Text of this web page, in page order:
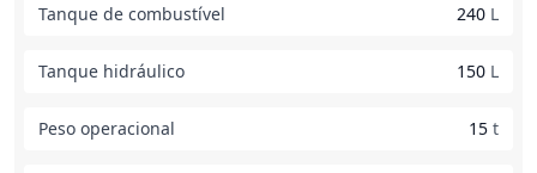
Tanque de combustível 240 L
Tanque hidráulico 150 L
Peso operacional 15 t